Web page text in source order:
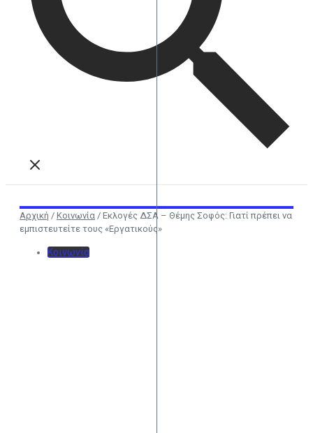
Αρχική / Κοινωνία / Εκλογές ΔΣΑ – Θέμης Σοφός: Γιατί πρέπει να
εμπιστευτείτε τους «Εργατικούς»
Κοινωνία